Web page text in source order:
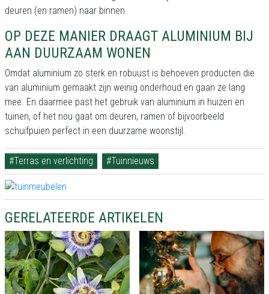
deuren (en ramen) naar binnen.
OP DEZE MANIER DRAAGT ALUMINIUM BIJ
AAN DUURZAAM WONEN
Omdat aluminium zo sterk en robuust is behoeven producten die
van aluminium gemaakt zijn weinig onderhoud en gaan ze lang
mee. En daarmee past het gebruik van aluminium in huizen en
tuinen, of het nou gaat om deuren, ramen of bijvoorbeeld
schuifpuien perfect in een duurzame woonstijl.
#Terras en verlichting #Tuinnieuws
GERELATEERDE ARTIKELEN